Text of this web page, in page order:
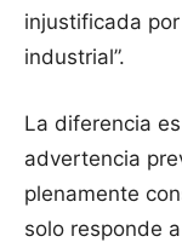
injustificada
industrial”.
La diferencia
advertencia
plenamente
solo responde